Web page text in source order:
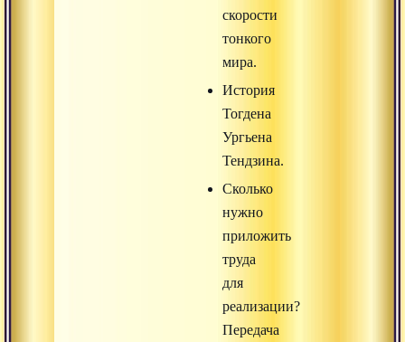
скорости
тонкого
мира.
История
Тогдена
Ургьена
Тендзина.
Сколько
нужно
приложить
труда
для
реализации?
Передача